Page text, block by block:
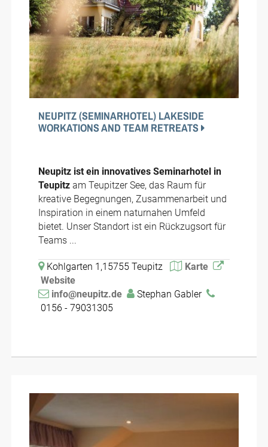
NEUPITZ (SEMINARHOTEL) LAKESIDE
WORKATIONS AND TEAM RETREATS
Neupitz ist ein innovatives Seminarhotel in
Teupitz am Teupitzer See, das Raum für
kreative Begegnungen, Zusammenarbeit und
Inspiration in einem naturnahen Umfeld
bietet. Unser Standort ist ein Rückzugsort für
Teams ...
Kohlgarten 1,15755 Teupitz
Karte
Website
info@neupitz.de
Stephan Gabler
0156 - 79031305